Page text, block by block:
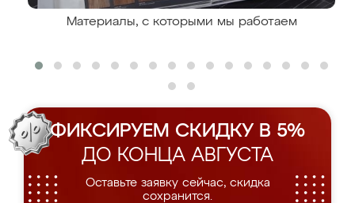
Материалы, с которыми мы работаем
ФИКСИРУЕМ СКИДКУ В 5%
ДО КОНЦА АВГУСТА
Оставьте заявку сейчас, скидка
сохранится.